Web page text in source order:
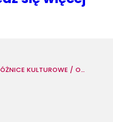
KULTUROWE / OSOBY NALEŻĄCE DO MNIEJSZOŚCI RELIGIJNYCH ORAZ OSOBY BEZWYZNANIOWE